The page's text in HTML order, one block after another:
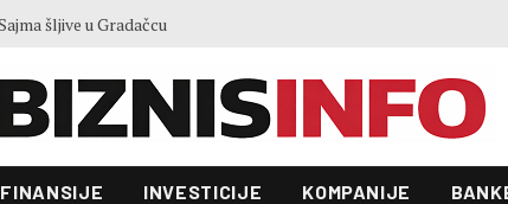
FINANSIJE INVESTICIJE KOMPANIJE